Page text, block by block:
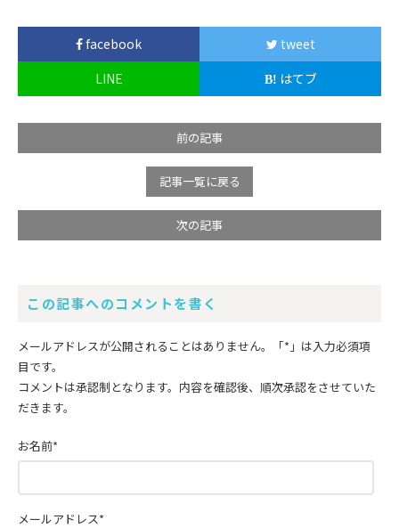
facebook
tweet
LINE
はてブ
前の記事
記事一覧に戻る
次の記事
この記事へのコメントを書く
メールアドレスが公開されることはありません。 「*」 は入力必須項
目です。
コメントは承認制となります。内容を確認後、順次承認をさせていた
だきます。
お名前*
メールアドレス*